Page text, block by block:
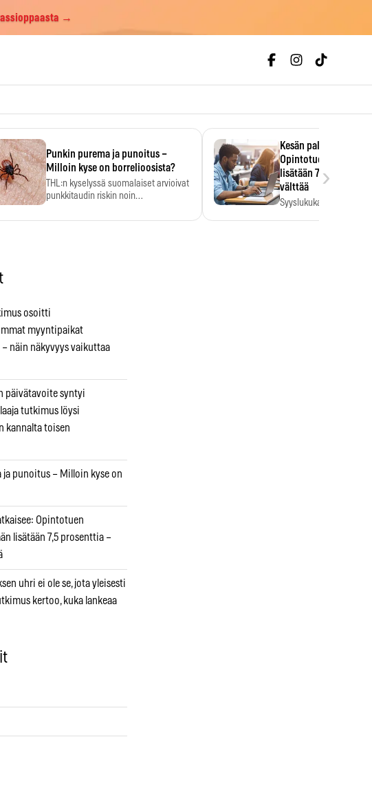
→
Punkin purema ja punoitus –
Milloin kyse on borrelioosista?
THL:n kyselyssä suomalaiset arvioivat
punkkitaudin riskin noin
Kesän palkka
Opintotuen
lisätään 7,5
välttää
Syyslukukauden
›
osoitti
myyntipaikat
– näin näkyvyys vaikuttaa
päivätavoite syntyi
tutkimus löysi
kannalta toisen
ja punoitus – Milloin kyse on
Opintotuen
lisätään 7,5 prosenttia –
uhri ei ole se, jota yleisesti
kertoo, kuka lankeaa